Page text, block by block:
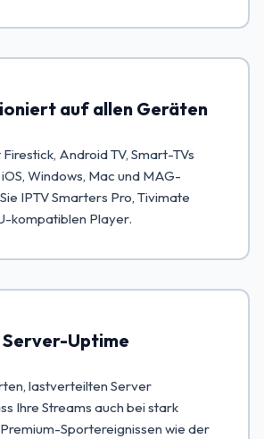
auf allen Geräten
Android TV, Smart-TVs
Windows, Mac und MAG-
IPTV Smarters Pro, Tivimate
kompatiblen Player.
Server-Uptime
lastverteilten Server
Ihre Streams auch bei stark
Sportereignissen wie der